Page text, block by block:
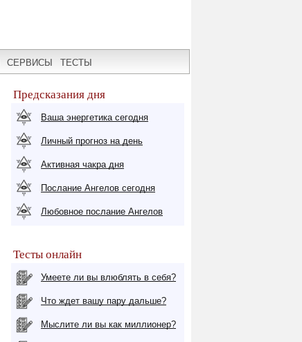
СЕРВИСЫ ТЕСТЫ
Предсказания дня
Ваша энергетика сегодня
Личный прогноз на день
Активная чакра дня
Послание Ангелов сегодня
Любовное послание Ангелов
Тесты онлайн
Умеете ли вы влюблять в себя?
Что ждет вашу пару дальше?
Мыслите ли вы как миллионер?